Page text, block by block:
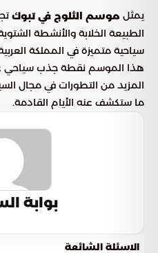
يمثل موسم الثلوج في تبوك
الطبيعة الخلابة والأنشطة
سياحية متميزة في المملكة
هذا الموسم نقطة جذب سياحي
المزيد من التطورات في مجال
ما ستكشف عنه الأيام القادمة.
بوابة
الاسئلة الشائعة